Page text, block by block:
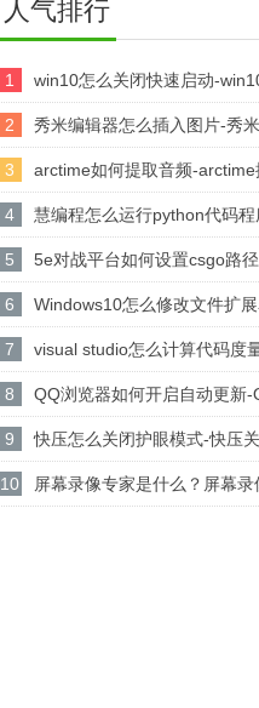
人气排行
1 win10怎么关闭快速启动-
动的方法
2 秀米编辑器怎么插入图片-秀
图片的方法
3 arctime如何提取音频-
法介绍
4 慧编程怎么运行python代码
行python代码程序的方法
5 5e对战平台如何设置csgo路
设置csgo路径的方法
6 Windows10怎么修改文件扩
文件扩展名尾缀方法
7 visual studio怎么计算代码度
度量值方法
8 QQ浏览器如何开启自动更新-
启自动更新的方法
9 快压怎么关闭护眼模式-快压
的方法介绍
10 屏幕录像专家是什么？屏幕